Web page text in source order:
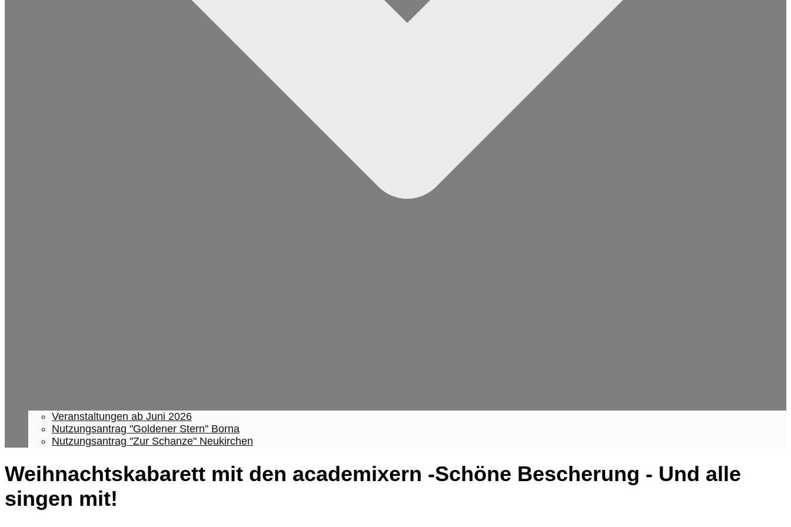
Veranstaltungen ab Juni 2026
Nutzungsantrag "Goldener Stern" Borna
Nutzungsantrag "Zur Schanze" Neukirchen
Weihnachtskabarett mit den academixern -Schöne Bescherung - Und alle
singen mit!